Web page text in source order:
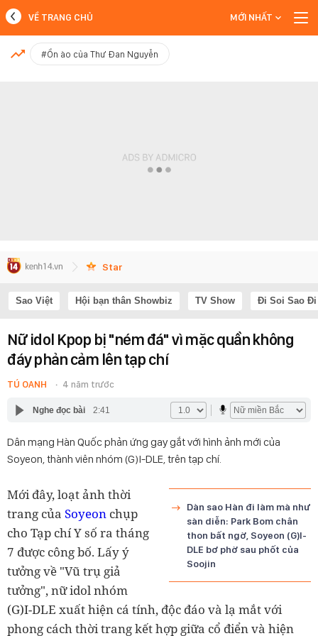
MỚI NHẤT
VỀ TRANG CHỦ MỚI NHẤT
#Ồn ào của Thư Đan Nguyễn
Star
Sao Việt Hội bạn thân Showbiz TV Show Đi Soi Sao Đi
Nữ idol Kpop bị "ném đá" vì mặc quần không
đáy phản cảm lên tạp chí
TÚ OANH 4 năm trước
Nghe đọc bài 2:41
Dân mạng Hàn Quốc phản ứng gay gắt với hình ảnh mới của
Soyeon, thành viên nhóm (G)I-DLE, trên tạp chí.
Dàn sao Hàn đi làm mà như
sàn diễn: Park Bom chân
thon bất ngờ, Soyeon (G)I-
DLE bơ phờ sau phốt của
Soojin
Mới đây, loạt ảnh thời
trang của Soyeon chụp
cho Tạp chí Y số ra tháng
7 được công bố. Lấy ý
tưởng về "Vũ trụ giả
tưởng", nữ idol nhóm
(G)I-DLE xuất hiện cá tính, độc đáo và lạ mắt với
phong cách thời trang kết hợp giữa cổ điển và hiện